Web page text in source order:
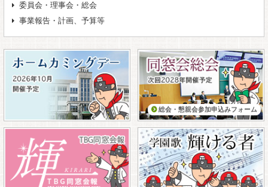
委員会・理事会・総会
事業報告・計画、予算等
総会・懇親会参加申込みフォーム